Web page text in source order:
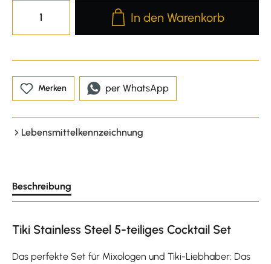
Produkt Anzahl: Gib den
In den Warenkorb
Merken per WhatsApp
Lebensmittelkennzeichnung
Beschreibung
Tiki Stainless Steel 5-teiliges Cocktail Set
Das perfekte Set für Mixologen und Tiki-Liebhaber: Das